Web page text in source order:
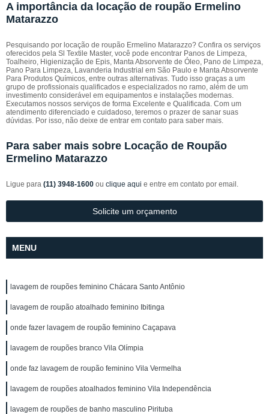
A importância da locação de roupão Ermelino
Matarazzo
Pesquisando por locação de roupão Ermelino Matarazzo? Confira os serviços
oferecidos pela Sl Textile Master, você pode encontrar Panos de Limpeza,
Toalheiro, Higienização de Epis, Manta Absorvente de Óleo, Pano de Limpeza,
Pano Para Limpeza, Lavanderia Industrial em São Paulo e Manta Absorvente
Para Produtos Químicos, entre outras alternativas. Tudo isso graças a um
grupo de profissionais qualificados e especializados no ramo, além de um
investimento considerável em equipamentos e instalações modernas.
Executamos nossos serviços de forma Excelente e Qualificada. Com um
atendimento diferenciado e cuidadoso, teremos o prazer de sanar suas
dúvidas. Por isso, não deixe de entrar em contato para saber mais.
Para saber mais sobre Locação de Roupão
Ermelino Matarazzo
Ligue para (11) 3948-1600 ou clique aqui e entre em contato por email.
Solicite um orçamento
MENU
lavagem de roupões feminino Chácara Santo Antônio
lavagem de roupão atoalhado feminino Ibitinga
onde fazer lavagem de roupão feminino Caçapava
lavagem de roupões branco Vila Olímpia
onde faz lavagem de roupão feminino Vila Vermelha
lavagem de roupões atoalhados feminino Vila Independência
lavagem de roupões de banho masculino Pirituba